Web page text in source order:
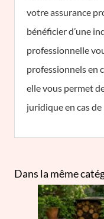
votre assurance
bénéficier d’une
professionnelle
professionnels en
elle vous permet
juridique en cas
Dans la même